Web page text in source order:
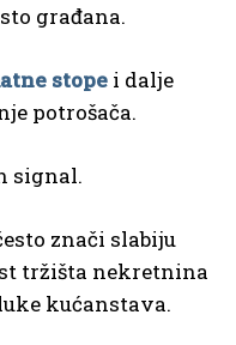
građana.
stope i dalje
potrošača.
signal.
znači slabiju
tržišta nekretnina
kućanstava.